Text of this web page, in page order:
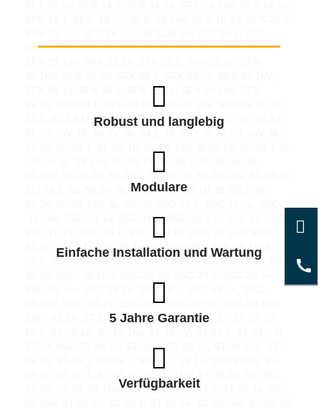
26.1n, SFX -26.1nV, SFX-26.1V, SFX-29.1, SFX-29.1n,
SFX-39.1V, SFX-59.1, SFX-59.1n, SFX-59.1nV, SFX-
59.1V, SFX-69.1, SFX-69.1n, SFX-69.1nV, SFX-69.1V, SL-
14.1, SL-14.1n, SL-14.1nV, SL-14,1V, SL-16,1, SL -16.1n,
36.1nV, SL-36.1V, SL-39.1, SL-39.1n, SL-39.1nV, SL-39.1V,
SL- 59.1, SL-59.1n, SL-59.1nV, SL-59.1V, SL-69.1, SL-
-14.1nv, SSC-14.1V, SSC-16.1, SSC-16,1 N, SSC-16.1nV,
24,1V, S -26.1, SSC-26.1n, SSC-26.1NV, SSC-26.1V, SSC-
29.1, SSC-29.1n, SSC-29.1nV, SSC-29.1V, SSC-36.1, SSC-
59.1nV, SSC- 59.1V, SSC-69.1, SSC-69.1n, SSC-69.1nV,
SSC- 69.1V, ST-14.1, ST-14.1n, ST-14.1n, ST-14.1V, ST-
ST-24.1NV, ST-24,1V, ST-26.1, ST-26.1n, ST-26.1nV, ST-
ST-39.1n, ST-39.1NV, ST-59.1V, ST-3 59.1, ST-59.1n, ST-
Robust und langlebig
Modulare
Einfache Installation und Wartung
5 Jahre Garantie
Verfügbarkeit